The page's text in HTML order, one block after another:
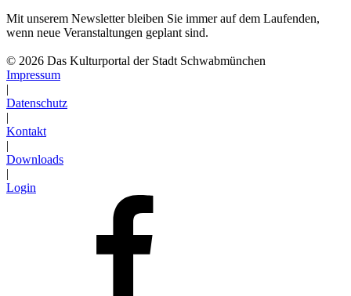
Mit unserem Newsletter bleiben Sie immer auf dem Laufenden,
wenn neue Veranstaltungen geplant sind.
© 2026 Das Kulturportal der Stadt Schwabmünchen
Impressum
|
Datenschutz
|
Kontakt
|
Downloads
|
Login